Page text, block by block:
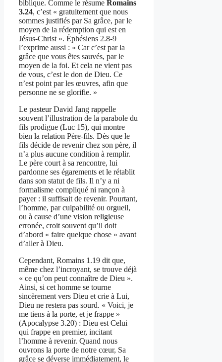
biblique. Comme le résume Romains
3.24, c’est « gratuitement que nous
sommes justifiés par Sa grâce, par le
moyen de la rédemption qui est en
Jésus-Christ ». Éphésiens 2.8-9
l’exprime aussi : « Car c’est par la
grâce que vous êtes sauvés, par le
moyen de la foi. Et cela ne vient pas
de vous, c’est le don de Dieu. Ce
n’est point par les œuvres, afin que
personne ne se glorifie. »
Le pasteur David Jang rappelle
souvent l’illustration de la parabole du
fils prodigue (Luc 15), qui montre
bien la relation Père-fils. Dès que le
fils décide de revenir chez son père, il
n’a plus aucune condition à remplir.
Le père court à sa rencontre, lui
pardonne ses égarements et le rétablit
dans son statut de fils. Il n’y a ni
formalisme compliqué ni rançon à
payer : il suffisait de revenir. Pourtant,
l’homme, par culpabilité ou orgueil,
ou à cause d’une vision religieuse
erronée, croit souvent qu’il doit
d’abord « faire quelque chose » avant
d’aller à Dieu.
Cependant, Romains 1.19 dit que,
même chez l’incroyant, se trouve déjà
« ce qu’on peut connaître de Dieu ».
Ainsi, si cet homme se tourne
sincèrement vers Dieu et crie à Lui,
Dieu ne restera pas sourd. « Voici, je
me tiens à la porte, et je frappe »
(Apocalypse 3.20) : Dieu est Celui
qui frappe en premier, incitant
l’homme à revenir. Quand nous
ouvrons la porte de notre cœur, Sa
grâce se déverse immédiatement, le